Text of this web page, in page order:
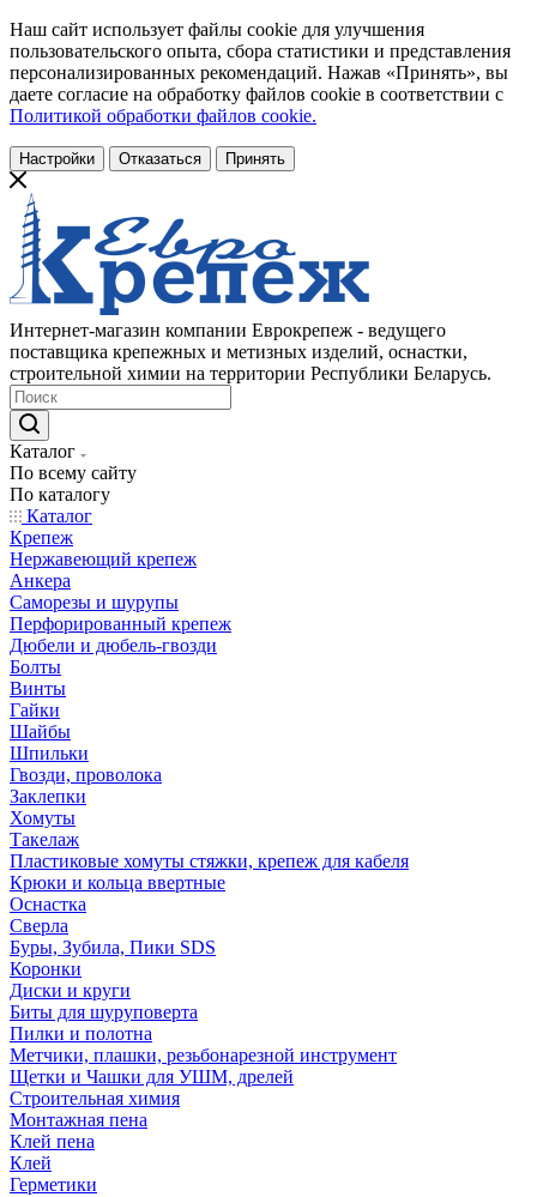
Наш сайт использует файлы cookie для улучшения
пользовательского опыта, сбора статистики и представления
персонализированных рекомендаций. Нажав «Принять», вы
даете согласие на обработку файлов cookie в соответствии с
Политикой обработки файлов cookie.
Настройки Отказаться Принять
Интернет-магазин компании Еврокрепеж - ведущего
поставщика крепежных и метизных изделий, оснастки,
строительной химии на территории Республики Беларусь.
Каталог
По всему сайту
По каталогу
Каталог
Крепеж
Нержавеющий крепеж
Анкера
Саморезы и шурупы
Перфорированный крепеж
Дюбели и дюбель-гвозди
Болты
Винты
Гайки
Шайбы
Шпильки
Гвозди, проволока
Заклепки
Хомуты
Такелаж
Пластиковые хомуты стяжки, крепеж для кабеля
Крюки и кольца ввертные
Оснастка
Сверла
Буры, Зубила, Пики SDS
Коронки
Диски и круги
Биты для шуруповерта
Пилки и полотна
Метчики, плашки, резьбонарезной инструмент
Щетки и Чашки для УШМ, дрелей
Строительная химия
Монтажная пена
Клей пена
Клей
Герметики